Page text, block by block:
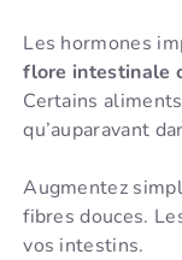
Les hormones
flore intestinale
Certains
qu’auparavant
Augmentez
fibres douces.
vos intestins.